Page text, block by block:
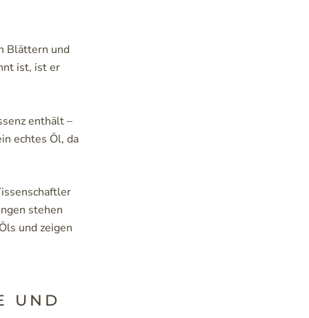
Blättern und
ist, ist er
enthält –
echtes Öl, da
stehen
und zeigen
UND